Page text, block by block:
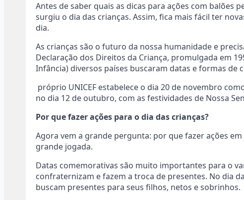
Antes de saber quais as dicas para ações com
surgiu o dia das crianças. Assim, fica mais fácil ter
dia.
As crianças são o futuro da nossa humanidade e
Declaração dos Direitos da Criança, promulgada em
Infância) diversos países buscaram datas e formas
próprio UNICEF estabelece o dia 20 de novembro
no dia 12 de outubro, com as festividades de Nossa
Por que fazer ações para o dia das crianças?
Agora vem a grande pergunta: por que fazer ações
grande jogada.
Datas comemorativas são muito importantes para o
confraternizam e fazem a troca de presentes. No dia
buscam presentes para seus filhos, netos e sobrinhos.